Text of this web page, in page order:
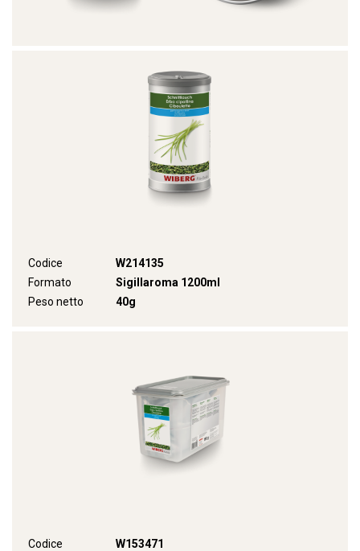
Codice
W214135
Formato
Sigillaroma 1200ml
Peso netto
40g
Codice
W153471